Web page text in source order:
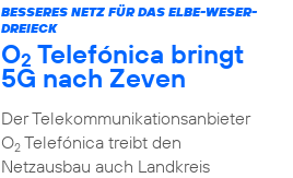
BESSERES NETZ FÜR DAS ELBE-WESER-
DREIECK
O2 Telefónica bringt
5G nach Zeven
Der Telekommunikationsanbieter
O2Telefónica treibt den
Netzausbau auch Landkreis